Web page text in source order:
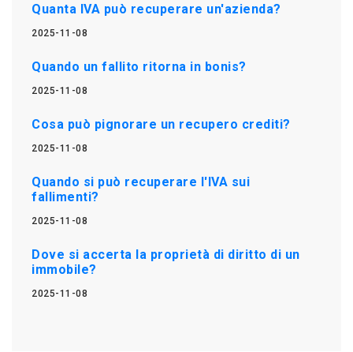
Quanta IVA può recuperare un'azienda?
2025-11-08
Quando un fallito ritorna in bonis?
2025-11-08
Cosa può pignorare un recupero crediti?
2025-11-08
Quando si può recuperare l'IVA sui
fallimenti?
2025-11-08
Dove si accerta la proprietà di diritto di un
immobile?
2025-11-08